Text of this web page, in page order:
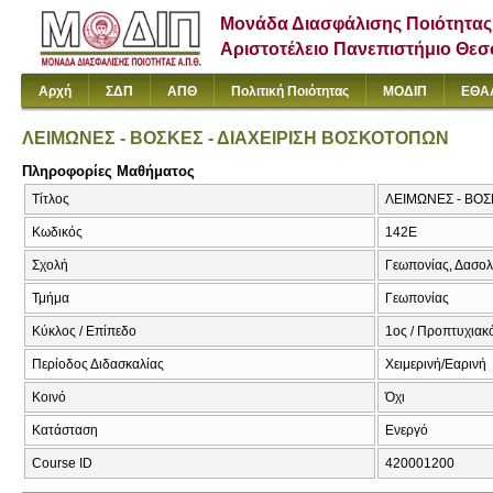
Μονάδα Διασφάλισης Ποιότητας
Αριστοτέλειο Πανεπιστήμιο
Αρχή ΣΔΠ ΑΠΘ Πολιτική Ποιότητας ΜΟΔΙΠ
ΛΕΙΜΩΝΕΣ - ΒΟΣΚΕΣ - ΔΙΑΧΕΙΡΙΣΗ ΒΟΣΚΟΤΟΠΩΝ
Πληροφορίες Μαθήματος
Τίτλος ΛΕΙΜΩΝΕΣ -
Κωδικός 142Ε
Σχολή Γεωπονίας,
Τμήμα Γεωπονίας
Κύκλος / Επίπεδο 1ος /
Περίοδος Διδασκαλίας Χειμερινή/Εαρινή
Κοινό Όχι
Κατάσταση Ενεργό
Course ID 420001200